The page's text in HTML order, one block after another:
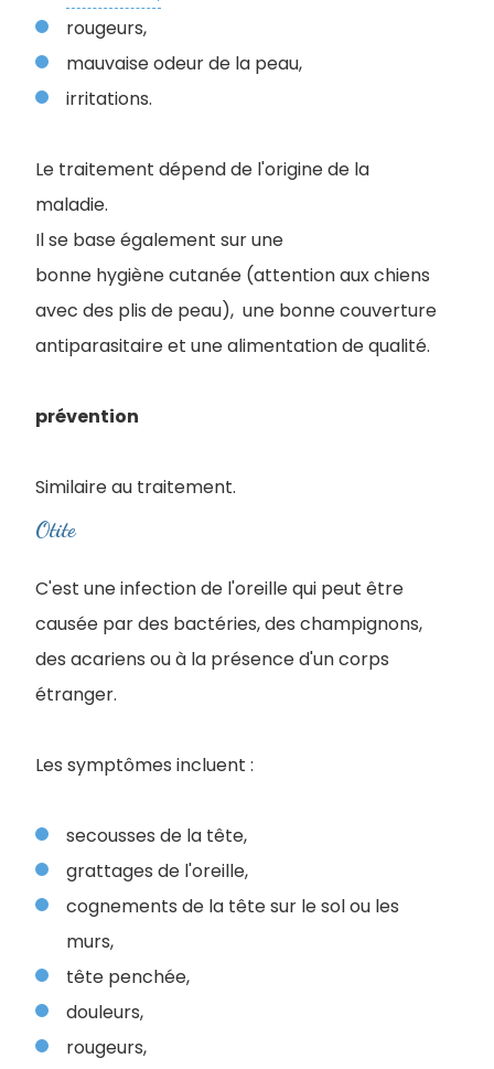
rougeurs,
mauvaise odeur de la peau,
irritations.
Le traitement dépend de l'origine de la
maladie.
Il se base également sur une
bonne hygiène cutanée (attention aux chiens
avec des plis de peau), une bonne couverture
antiparasitaire et une alimentation de qualité.
prévention
Similaire au traitement.
Otite
C'est une infection de l'oreille qui peut être
causée par des bactéries, des champignons,
des acariens ou à la présence d'un corps
étranger.
Les symptômes incluent :
secousses de la tête,
grattages de l'oreille,
cognements de la tête sur le sol ou les
murs,
tête penchée,
douleurs,
rougeurs,